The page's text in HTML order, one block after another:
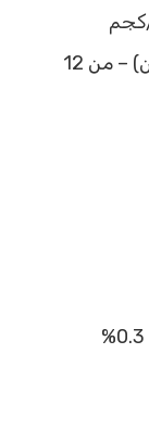
علف سوبر ناهي (19% بروتين) – من 12